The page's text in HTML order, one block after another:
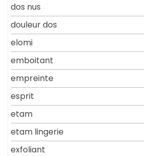
dos nus
douleur dos
elomi
emboitant
empreinte
esprit
etam
etam lingerie
exfoliant